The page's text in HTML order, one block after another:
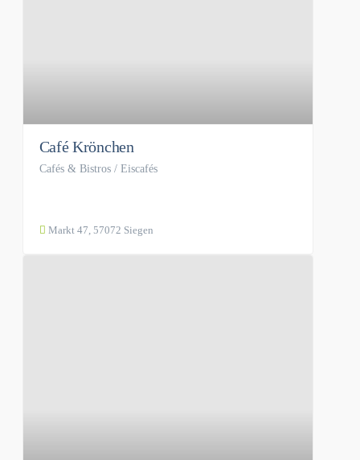
Café Krönchen
Cafés & Bistros / Eiscafés
Markt 47, 57072 Siegen